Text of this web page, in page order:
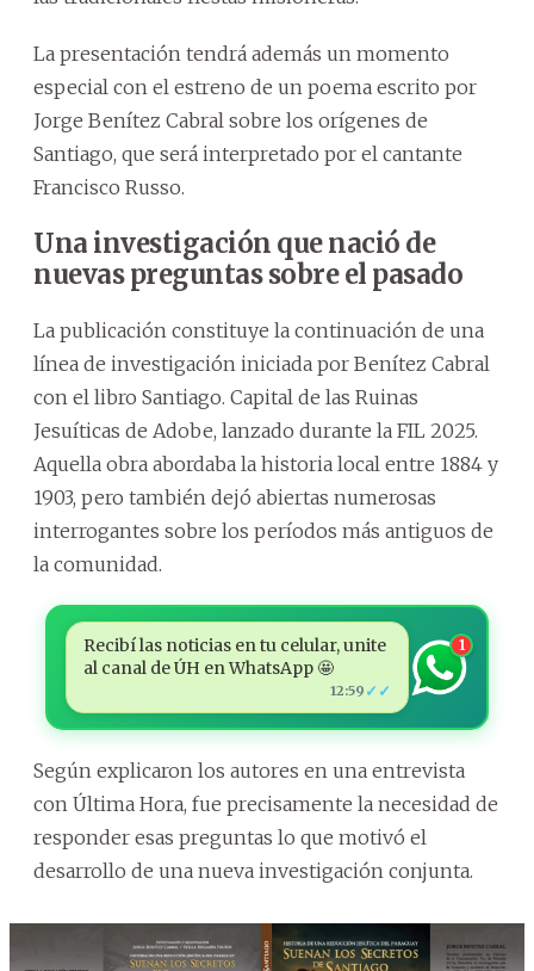
La presentación tendrá además un momento
especial con el estreno de un poema escrito por
Jorge Benítez Cabral sobre los orígenes de
Santiago, que será interpretado por el cantante
Francisco Russo.
Una investigación que nació de
nuevas preguntas sobre el pasado
La publicación constituye la continuación de una
línea de investigación iniciada por Benítez Cabral
con el libro Santiago. Capital de las Ruinas
Jesuíticas de Adobe, lanzado durante la FIL 2025.
Aquella obra abordaba la historia local entre 1884 y
1903, pero también dejó abiertas numerosas
interrogantes sobre los períodos más antiguos de
la comunidad.
Recibí las noticias en tu celular, unite
al canal de ÚH en WhatsApp 🤩
12:59 ✓✓
1
Según explicaron los autores en una entrevista
con Última Hora, fue precisamente la necesidad de
responder esas preguntas lo que motivó el
desarrollo de una nueva investigación conjunta.